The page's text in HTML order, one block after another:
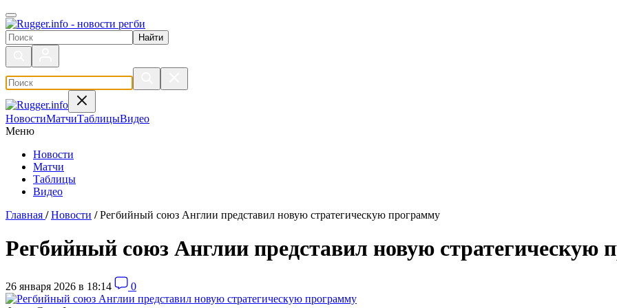
Поиск по сайту
НовостиМатчиТаблицыВидео
Меню
Новости
Матчи
Таблицы
Видео
Главная / Новости / Регбийный союз Англии представил новую стратегическую программу
Регбийный союз Англии представил новую стратегическую
26 января 2026 в 18:14 0